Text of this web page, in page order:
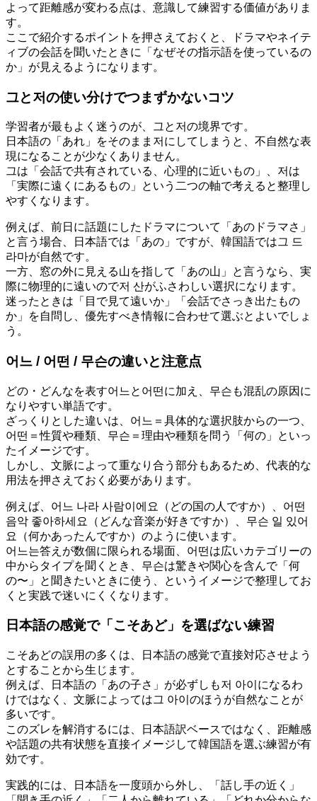
よって距離感が変わる点は、意識して練習する価値がありま
す。
ここで紹介するポイントを押さえておくと、ドラマやネイテ
ィブの会話を聞いたときに「なぜその指示語を使っているの
か」が見えるようになります。
그と저の使い分けでつまずかないコツ
学習者が最もよく迷うのが、그と저の境界です。
日本語の「あれ」をそのまま저にしてしまうと、不自然な表
現になることが少なくありません。
그は「会話で共有されている、心理的に近いもの」、저は
「実際に遠くにあるもの」という二つの軸で考えると整理し
やすくなります。
例えば、前日に話題にしたドラマについて「あのドラマさ」
と言う場合、日本語では「あの」ですが、韓国語では그 드
라마が自然です。
一方、窓の外に見える山を指して「あの山」と言うなら、実
際に物理的に遠いので저 산がふさわしい選択になります。
迷ったときは「目で見て遠いか」「会話でさっき出たもの
か」を自問し、優先すべき情報に合わせて選ぶとよいでしょ
う。
어느 / 어떤 / 무슨の違いと注意点
どの・どんなを表す어느と어떤に加え、무슨も混乱の原因に
なりやすい単語です。
ざっくりとした違いは、어느＝具体的な選択肢からの一つ、
어떤＝性質や種類、무슨＝理由や種類を問う「何の」といっ
たイメージです。
しかし、文脈によって重なり合う部分もあるため、代表的な
用法を押さえておく必要があります。
例えば、어느 나라 사람이에요（どの国の人ですか）、어떤
음악 좋아하세요（どんな音楽が好きですか）、무슨 일 있어
요（何かあったんですか）のように使います。
어느는答えが数個に限られる場面、어떤は広いカテゴリーの
中からタイプを聞くとき、무슨は驚きや関心を含んで「何
の〜」と聞きたいときに使う、というイメージで整理してお
くと実践で迷いにくくなります。
日本語の感覚で「こそあど」を選ばない練習
こそあどの誤用の多くは、日本語の感覚で直接対応させよう
とすることから生じます。
例えば、日本語の「あの子さ」が必ずしも저 아이になるわ
けではなく、文脈によっては그 아이のほうが自然なことが
多いです。
このズレを解消するには、日本語訳ベースではなく、距離感
や話題の共有状態を直接イメージして韓国語を選ぶ練習が有
効です。
実践的には、日本語を一度頭から外し、「話し手の近く」